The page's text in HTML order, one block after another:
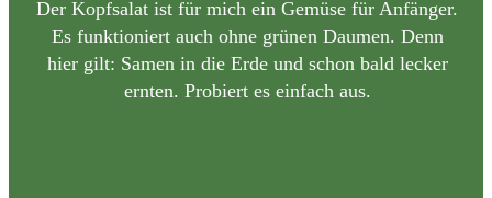
Der Kopfsalat ist für mich ein Gemüse für Anfänger.
Es funktioniert auch ohne grünen Daumen. Denn
hier gilt: Samen in die Erde und schon bald lecker
ernten. Probiert es einfach aus.